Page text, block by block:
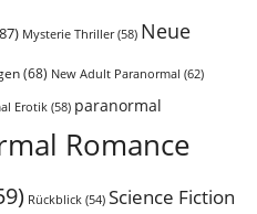
Mysterie Thriller(58) Neue
(68) New Adult Paranormal (62)
Erotik (58) paranormal
Romance
Rückblick (54) Science Fiction